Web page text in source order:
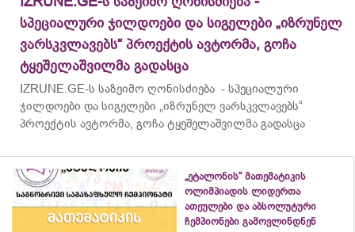
სპეციალური ჯილდოები და სიგელები „იზრუნელ
ვარსკვლავებს“ პროექტის ავტორმა, გოჩა
ტყეშელაშვილმა გადასცა
IZRUNE.GE-ს საზეიმო ღონისძიება - სპეციალური
ჯილდოები და სიგელები „იზრუნელ ვარსკვლავებს“
პროექტის ავტორმა, გოჩა ტყეშელაშვილმა გადასცა
„ეტალონის“ მათემატიკის
ოლიმპიადის ლიდერთა
ათეულები და აბსოლუტური
ჩემპიონები გამოვლინდნენ